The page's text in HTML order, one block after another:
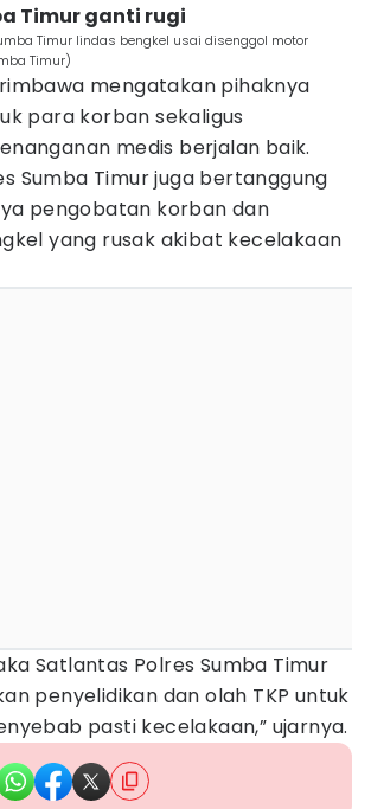
Timur ganti rugi
Timur lindas bengkel usai disenggol motor
Timur)
mengatakan pihaknya
para korban sekaligus
medis berjalan baik.
Sumba Timur juga bertanggung
pengobatan korban dan
yang rusak akibat kecelakaan
Satlantas Polres Sumba Timur
penyelidikan dan olah TKP untuk
pasti kecelakaan,” ujarnya.